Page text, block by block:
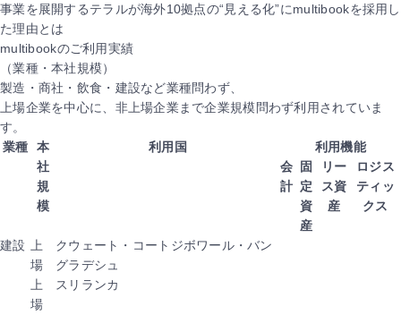
事業を展開するテラルが海外10拠点の“見える化”にmultibookを採用し
た理由とは
multibookのご利用実績
（業種・本社規模）
製造・商社・飲食・建設など業種問わず、
上場企業を中心に、非上場企業まで企業規模問わず利用されていま
す。
業種
本
社
規
模
利用国
利用機能
会
計
固
定
資
産
リー
ス資
産
ロジス
ティッ
クス
建設
上
場
クウェート・コートジボワール・バン
グラデシュ
上
場
スリランカ